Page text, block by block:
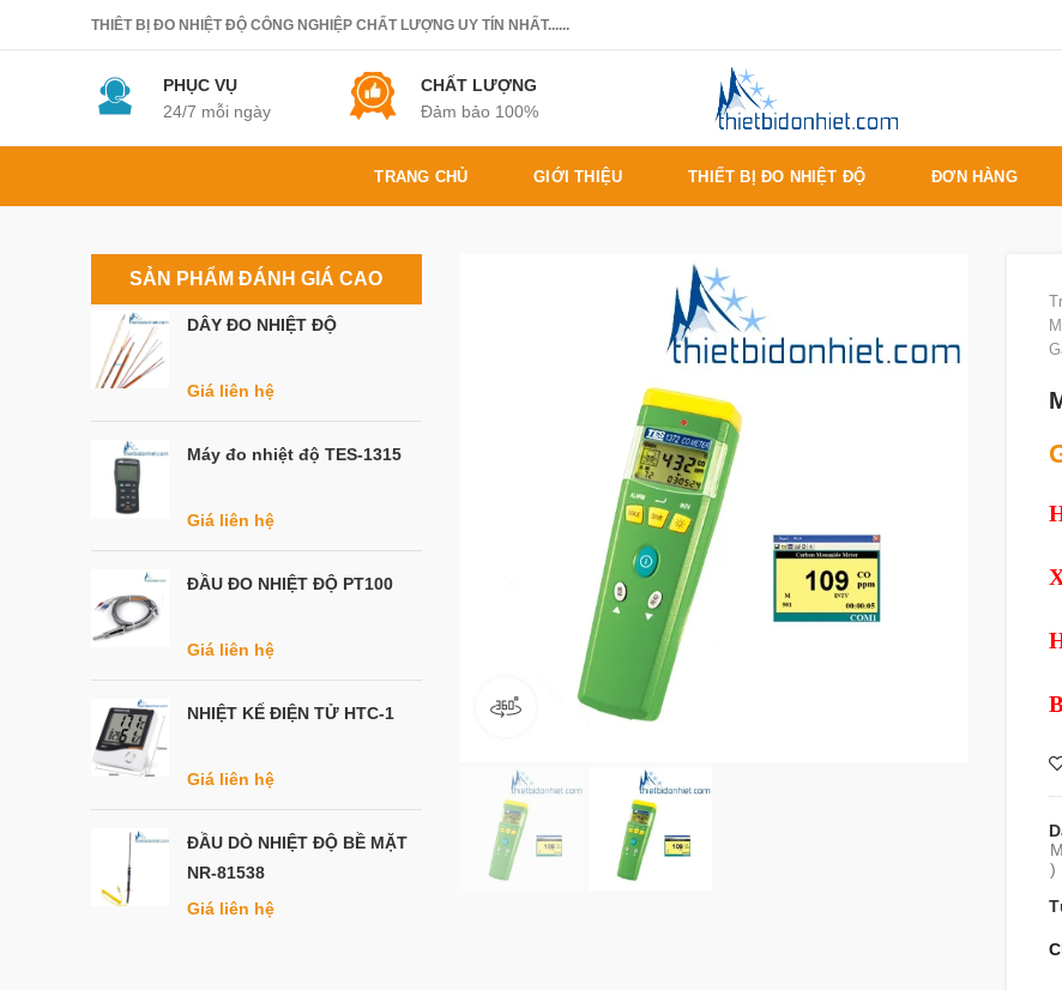
THIÊT BỊ ĐO NHIỆT ĐỘ CÔNG NGHIỆP CHẤT LƯỢNG UY TÍN NHẤT......
PHỤC VỤ
24/7 mỗi ngày
CHẤT LƯỢNG
Đảm bảo 100%
TRANG CHỦ GIỚI THIỆU THIẾT BỊ ĐO NHIỆT ĐỘ ĐƠN HÀNG
360 product view
)
SẢN PHẨM ĐÁNH GIÁ CAO
DÂY ĐO NHIỆT ĐỘ
Giá liên hệ
Máy đo nhiệt độ TES-1315
Giá liên hệ
ĐẦU ĐO NHIỆT ĐỘ PT100
Giá liên hệ
NHIỆT KẾ ĐIỆN TỬ HTC-1
Giá liên hệ
ĐẦU DÒ NHIỆT ĐỘ BỀ MẶT
NR-81538
Giá liên hệ